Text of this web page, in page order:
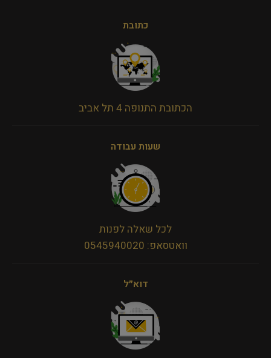
כתובת
הכתובת התנופה 4 תל אביב
שעות עבודה
לכל שאלה לפנות
וואטסאפ: 0545940020
דוא״ל